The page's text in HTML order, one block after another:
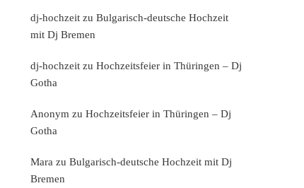
dj-hochzeit zu Bulgarisch-deutsche Hochzeit
mit Dj Bremen
dj-hochzeit zu Hochzeitsfeier in Thüringen – Dj
Gotha
Anonym zu Hochzeitsfeier in Thüringen – Dj
Gotha
Mara zu Bulgarisch-deutsche Hochzeit mit Dj
Bremen